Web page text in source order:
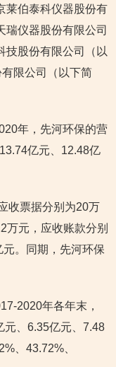
莱伯泰科仪器股份有
瑞仪器股份有限公司
技股份有限公司（以
限公司（以下简
年，先河环保的营
亿元、12.48亿
收票据分别为20万
万元，应收账款分别
。同期，先河环保
2020年各年末，
元、6.35亿元、7.48
、43.72%、